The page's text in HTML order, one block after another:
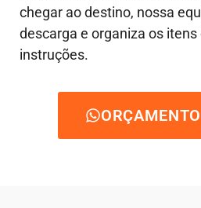
chegar ao destino, nossa
descarga e organiza os
instruções.